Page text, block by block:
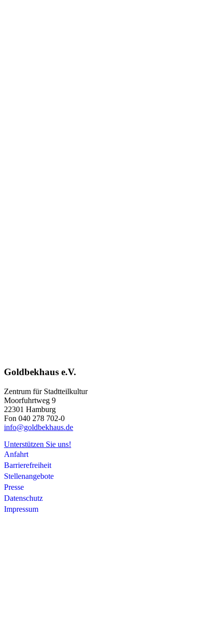
Goldbekhaus e.V.
Zentrum für Stadtteilkultur
Moorfuhrtweg 9
22301 Hamburg
Fon 040 278 702-0
info@goldbekhaus.de
Unterstützen Sie uns!
Anfahrt
Barrierefreiheit
Stellenangebote
Presse
Datenschutz
Impressum